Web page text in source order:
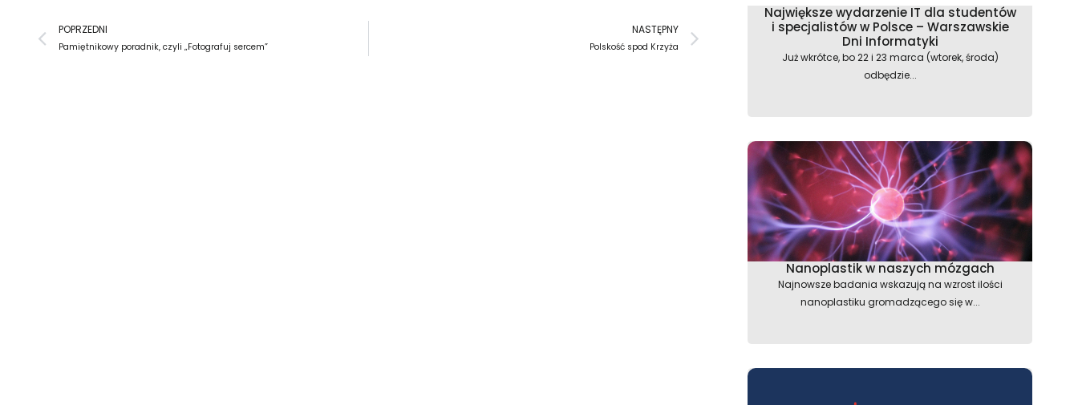
Prev
POPRZEDNI
Pamiętnikowy poradnik, czyli „Fotografuj sercem”
NASTĘPNY
Polskość spod Krzyża
NastępnyNajwiększe wydarzenie IT dla studentów
i specjalistów w Polsce – Warszawskie
Dni Informatyki
Już wkrótce, bo 22 i 23 marca (wtorek, środa)
odbędzie...
Nanoplastik w naszych mózgach
Najnowsze badania wskazują na wzrost ilości
nanoplastiku gromadzącego się w...